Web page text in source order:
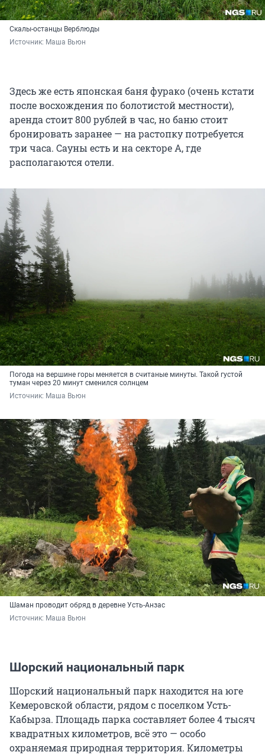
Скалы-останцы Верблюды
Источник: Маша Вьюн
Здесь же есть японская баня фурако (очень кстати
после восхождения по болотистой местности),
аренда стоит 800 рублей в час, но баню стоит
бронировать заранее — на растопку потребуется
три часа. Сауны есть и на секторе А, где
располагаются отели.
Погода на вершине горы меняется в считаные минуты. Такой густой
туман через 20 минут сменился солнцем
Источник: Маша Вьюн
Шаман проводит обряд в деревне Усть-Анзас
Источник: Маша Вьюн
Шорский национальный парк
Шорский национальный парк находится на юге
Кемеровской области, рядом с поселком Усть-
Кабырза. Площадь парка составляет более 4 тысяч
квадратных километров, всё это — особо
охраняемая природная территория. Километры